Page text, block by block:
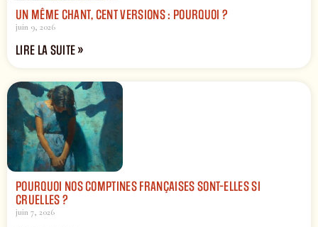
UN MÊME CHANT, CENT VERSIONS : POURQUOI ?
juin 9, 2026
LIRE LA SUITE »
POURQUOI NOS COMPTINES FRANÇAISES SONT-ELLES SI
CRUELLES ?
juin 7, 2026